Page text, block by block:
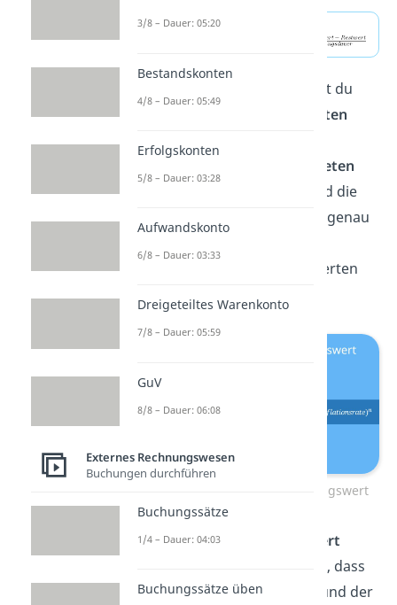
Bei der Nutzungsdauer musst du
keine gesetzlichen Vorschriften
erwarteten
. Deshalb wird die
tatsächliche Nutzungsdauer, genau
Grundlage von Erfahrungswerten
Berechnung Wiederbeschaffungswert
BeimWiederbeschaffungswert
hingegen musst du beachten, dass
derPreiszum Beispiel aufgrund der
3/8 – Dauer: 05:20
Bestandskonten
4/8 – Dauer: 05:49
Erfolgskonten
5/8 – Dauer: 03:28
Aufwandskonto
6/8 – Dauer: 03:33
Dreigeteiltes Warenkonto
7/8 – Dauer: 05:59
GuV
8/8 – Dauer: 06:08
Externes Rechnungswesen
Buchungen durchführen
Buchungssätze
1/4 – Dauer: 04:03
Buchungssätze üben